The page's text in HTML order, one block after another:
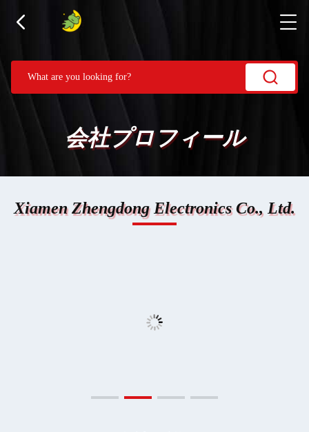
会社プロフィール
Xiamen Zhengdong Electronics Co., Ltd.